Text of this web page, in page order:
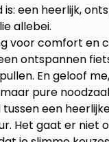
een heerlijk,
allebei.
voor comfort en
ontspannen
En geloof
pure
een
Het gaat er niet